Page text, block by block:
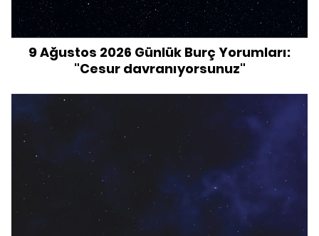
9 Ağustos 2026 Günlük Burç Yorumları:
"Cesur davranıyorsunuz"